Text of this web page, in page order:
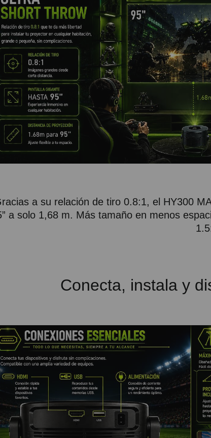
a su relación de tiro 0.8:1, el HY300
a solo 1,68 m. Más tamaño en menos
Conecta, instala y